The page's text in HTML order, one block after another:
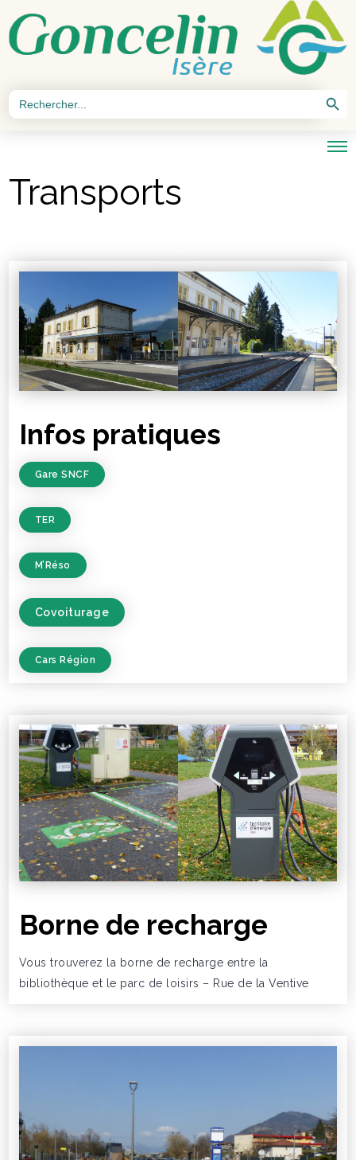
Search
for:
Search Button
Transports
Infos pratiques
Gare SNCF
TER
M’Réso
Covoiturage
Cars Région
Borne de recharge
Vous trouverez la borne de recharge entre la
bibliothèque et le parc de loisirs – Rue de la Ventive